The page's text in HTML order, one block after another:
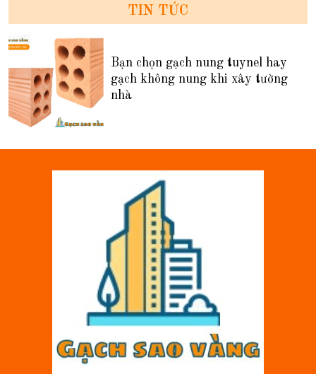
TIN TỨC
Bạn chọn gạch nung tuynel hay
gạch không nung khi xây tường
nhà